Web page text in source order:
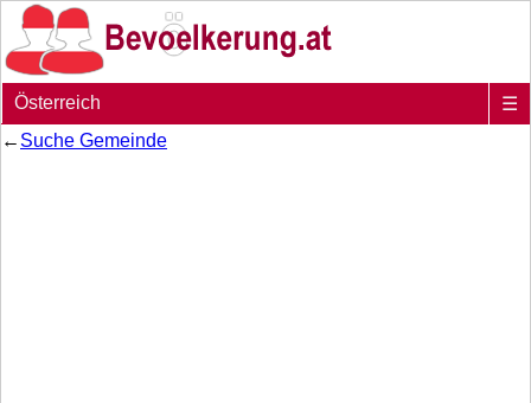
Österreich
☰
← Suche Gemeinde